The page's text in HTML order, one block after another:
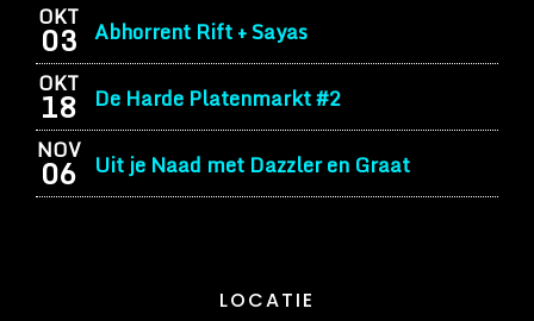
OKT
03 Abhorrent Rift + Sayas
OKT
18 De Harde Platenmarkt #2
NOV
06 Uit je Naad met Dazzler en Graat
LOCATIE